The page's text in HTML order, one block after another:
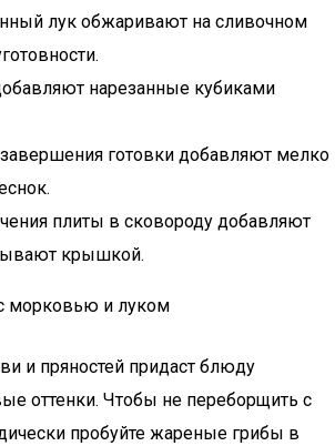
лук обжаривают на сливочном
нарезанные кубиками
готовки добавляют мелко
плиты в сковороду добавляют
крышкой.
и луком
и пряностей придаст блюду
оттенки. Чтобы не переборщить с
пробуйте жареные грибы в